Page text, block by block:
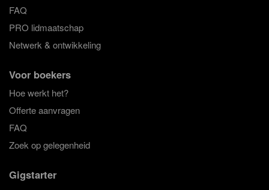
FAQ
PRO lidmaatschap
Netwerk & ontwikkeling
Voor boekers
Hoe werkt het?
Offerte aanvragen
FAQ
Zoek op gelegenheid
Gigstarter